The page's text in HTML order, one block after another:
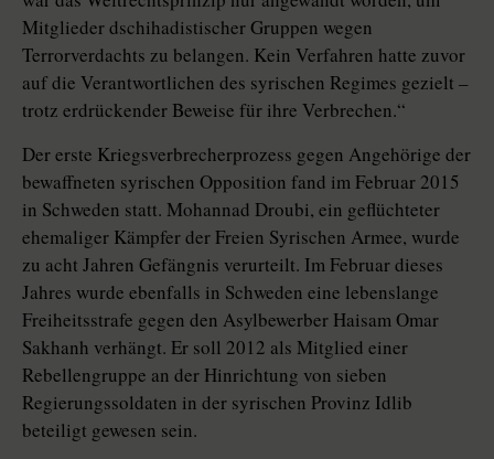
Mitglieder dschihadistischer Gruppen wegen
Terrorverdachts zu belangen. Kein Verfahren hatte zuvor
auf die Verantwortlichen des syrischen Regimes gezielt –
trotz erdrückender Beweise für ihre Verbrechen.“
Der erste Kriegsverbrecherprozess gegen Angehörige der
bewaffneten syrischen Opposition fand im Februar 2015
in Schweden statt. Mohannad Droubi, ein geflüchteter
ehemaliger Kämpfer der Freien Syrischen Armee, wurde
zu acht Jahren Gefängnis verurteilt. Im Februar dieses
Jahres wurde ebenfalls in Schweden eine lebenslange
Freiheitsstrafe gegen den Asylbewerber Haisam Omar
Sakhanh verhängt. Er soll 2012 als Mitglied einer
Rebellengruppe an der Hinrichtung von sieben
Regierungssoldaten in der syrischen Provinz Idlib
beteiligt gewesen sein.